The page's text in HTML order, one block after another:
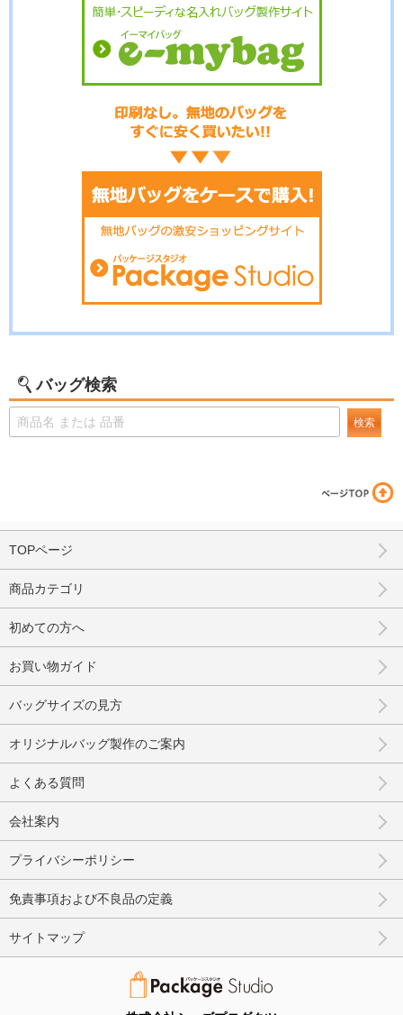
バッグ検索
検索
TOPページ
商品カテゴリ
初めての方へ
お買い物ガイド
バッグサイズの見方
オリジナルバッグ製作のご案内
よくある質問
会社案内
プライバシーポリシー
免責事項および不良品の定義
サイトマップ